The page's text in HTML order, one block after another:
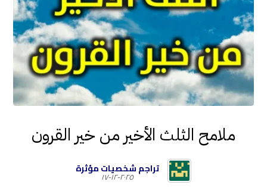
ملامح الثلث الأخير من خير القرون
تراجم شخصيات مؤثرة
٢٠٢٥-١٢-١٧